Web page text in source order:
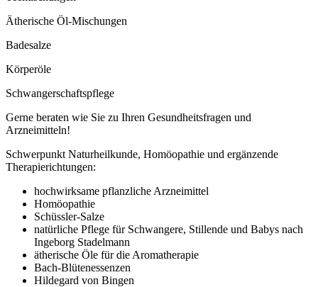
Ätherische Öl-Mischungen
Badesalze
Körperöle
Schwangerschaftspflege
Gerne beraten wie Sie zu Ihren Gesundheitsfragen und
Arzneimitteln!
Schwerpunkt Naturheilkunde, Homöopathie und ergänzende
Therapierichtungen:
hochwirksame pflanzliche Arzneimittel
Homöopathie
Schüssler-Salze
natürliche Pflege für Schwangere, Stillende und Babys nach
Ingeborg Stadelmann
ätherische Öle für die Aromatherapie
Bach-Blütenessenzen
Hildegard von Bingen